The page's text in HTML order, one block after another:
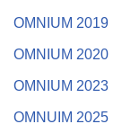
OMNIUM 2019
OMNIUM 2020
OMNIUM 2023
OMNUIM 2025